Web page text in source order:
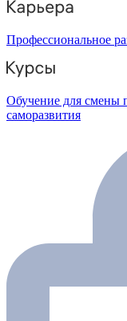
Профессиональное
Обучение для смены
саморазвития